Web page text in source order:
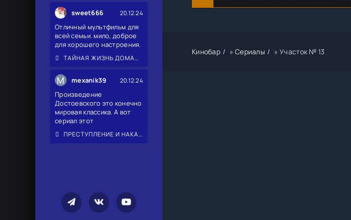
sweet666 20.12.24
Отличный мультфильм для
всей семьи. мило, доброе
для хорошего настроения.
ТАЙНАЯ ЖИЗНЬ ДОМАШНИХ ЖИВОТНЫХ 2
M mexanik39 20.12.24
Произведение
Достоевского это конечно
мировая классика. А вот
сериал этот
ПРЕСТУПЛЕНИЕ И НАКАЗАНИЕ
Кинобар »Сериалы » Участок № 13